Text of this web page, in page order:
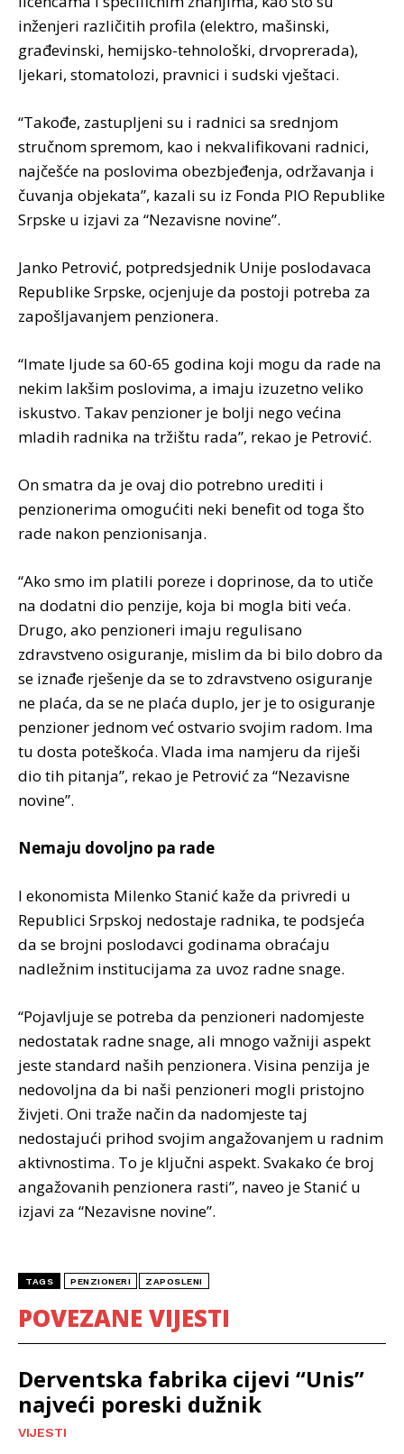
inženjeri različitih profila (elektro, mašinski,
građevinski, hemijsko-tehnološki, drvoprerada),
ljekari, stomatolozi, pravnici i sudski vještaci.
“Takođe, zastupljeni su i radnici sa srednjom
stručnom spremom, kao i nekvalifikovani radnici,
najčešće na poslovima obezbjeđenja, održavanja i
čuvanja objekata”, kazali su iz Fonda PIO Republike
Srpske u izjavi za “Nezavisne novine”.
Janko Petrović, potpredsjednik Unije poslodavaca
Republike Srpske, ocjenjuje da postoji potreba za
zapošljavanjem penzionera.
“Imate ljude sa 60-65 godina koji mogu da rade na
nekim lakšim poslovima, a imaju izuzetno veliko
iskustvo. Takav penzioner je bolji nego većina
mladih radnika na tržištu rada”, rekao je Petrović.
On smatra da je ovaj dio potrebno urediti i
penzionerima omogućiti neki benefit od toga što
rade nakon penzionisanja.
“Ako smo im platili poreze i doprinose, da to utiče
na dodatni dio penzije, koja bi mogla biti veća.
Drugo, ako penzioneri imaju regulisano
zdravstveno osiguranje, mislim da bi bilo dobro da
se iznađe rješenje da se to zdravstveno osiguranje
ne plaća, da se ne plaća duplo, jer je to osiguranje
penzioner jednom već ostvario svojim radom. Ima
tu dosta poteškoća. Vlada ima namjeru da riješi
dio tih pitanja”, rekao je Petrović za “Nezavisne
novine”.
Nemaju dovoljno pa rade
I ekonomista Milenko Stanić kaže da privredi u
Republici Srpskoj nedostaje radnika, te podsjeća
da se brojni poslodavci godinama obraćaju
nadležnim institucijama za uvoz radne snage.
“Pojavljuje se potreba da penzioneri nadomjeste
nedostatak radne snage, ali mnogo važniji aspekt
jeste standard naših penzionera. Visina penzija je
nedovoljna da bi naši penzioneri mogli pristojno
živjeti. Oni traže način da nadomjeste taj
nedostajući prihod svojim angažovanjem u radnim
aktivnostima. To je ključni aspekt. Svakako će broj
angažovanih penzionera rasti”, naveo je Stanić u
izjavi za “Nezavisne novine”.
TAGS PENZIONERI ZAPOSLENI
POVEZANE VIJESTI
Derventska fabrika cijevi “Unis”
najveći poreski dužnik
VIJESTI